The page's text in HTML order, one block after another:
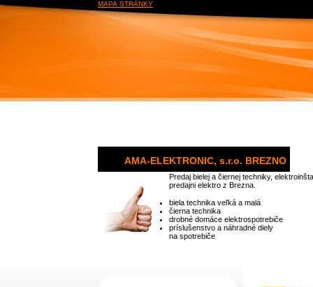
MAPA STRÁNKY
AMA-ELEKTRONIC, s.r.o. BREZNO
Predaj bielej a čiernej techniky,
predajni elektro z Brezna.
biela technika veľká a malá
čierna technika
drobné domáce elektrospotrebiče
príslušenstvo a náhradné diely
na spotrebiče